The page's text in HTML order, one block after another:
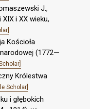
J.,
i XX wieku,
Kościoła
(1772—
Królestwa
Scholar]
i głębokich